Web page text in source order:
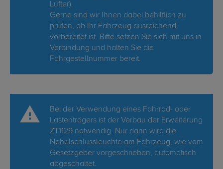
Lüfter).
Gerne sind wir Ihnen dabei behilflich zu
prüfen, ob Ihr Fahrzeug ausreichend
vorbereitet ist. Bitte setzen Sie sich mit uns in
Verbindung und halten Sie die
Fahrgestellnummer bereit.
Bei der Verwendung eines Fahrrad- oder
Lastenträgers ist der Verbau der Erweiterung
ZT1129 notwendig. Nur dann wird die
Nebelschlussleuchte am Fahrzeug, wie vom
Gesetzgeber vorgeschrieben, automatisch
abgeschaltet.